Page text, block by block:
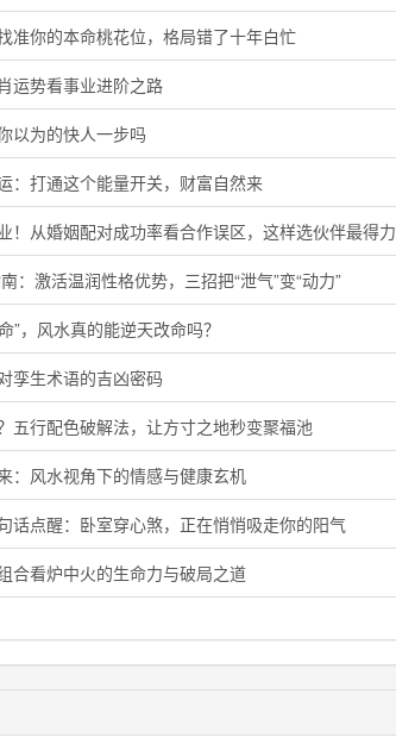
准你的本命桃花位，格局错了十年白忙
运势看事业进阶之路
以为的快人一步吗
：打通这个能量开关，财富自然来
！从婚姻配对成功率看合作误区，这样选伙伴最得力
：激活温润性格优势，三招把“泄气”变“动力”
”，风水真的能逆天改命吗？
孪生术语的吉凶密码
五行配色破解法，让方寸之地秒变聚福池
：风水视角下的情感与健康玄机
话点醒：卧室穿心煞，正在悄悄吸走你的阳气
合看炉中火的生命力与破局之道